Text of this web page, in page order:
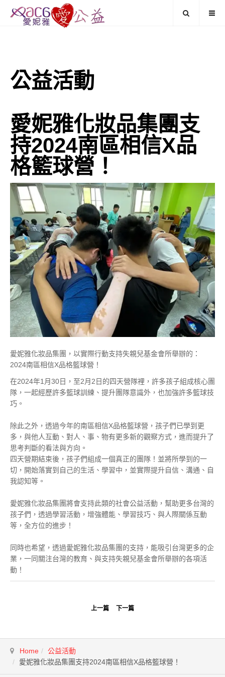
公益活動
愛妮雅化妝品集團支
持2024南區相信X品
格籃球營！
愛妮雅化妝品集團，以實際行動支持失親兒基金會所舉辦的：
2024南區相信X品格籃球營！
在2024年1月30日，至2月2日的四天營隊裡，許多孩子組成核心團
隊，一起經歷許多籃球訓練、提升團隊意識外，也加強許多籃球技
巧。
除此之外，透過今年的南區相信X品格籃球營，孩子們已學到更
多，與他人互動、對人、事、物有更多新的觀察方式，進而提升了
思考判斷的看法與方向。
四天營期結束後，孩子們組成一個真正的團隊！並將所學到的一
切，開始落實到自己的生活、學習中，並實際提升自信、溝通、自
我認知等。
愛妮雅化妝品集團將會支持此類的社會公益活動，幫助更多台灣的
孩子們，透過學習活動，增強體能、學習技巧、與人際關係互動
等，全方位的進步！
同時也希望，透過愛妮雅化妝品集團的支持，能吸引台灣更多的企
業，一同關注台灣的教育、與支持失親兒基金會所舉辦的各項活
動！
上一篇 下一篇
Home
公益活動
愛妮雅化妝品集團支持2024南區相信X品格籃球營！